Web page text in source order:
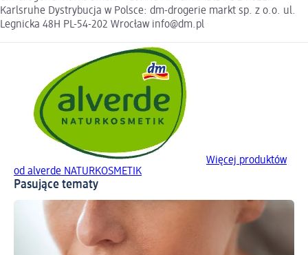
Karlsruhe Dystrybucja w Polsce: dm-drogerie markt sp. z o.o. ul.
Legnicka 48H PL-54-202 Wrocław info@dm.pl
Więcej produktów
od alverde NATURKOSMETIK
Pasujące tematy